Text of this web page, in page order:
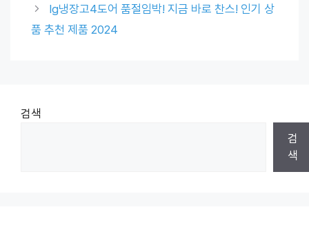
lg냉장고4도어 품절임박! 지금 바로 찬스! 인기 상
품 추천 제품 2024
검색
검
색